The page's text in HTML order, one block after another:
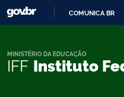
COMUNICA BR
IFF Instituto
MINISTÉRIO DA EDUCAÇÃO